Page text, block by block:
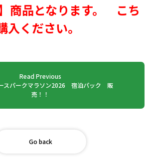
】商品となります。 こち
ください。
Read Previous
スパークマラソン2026 宿泊パック 販
売！！
Go back